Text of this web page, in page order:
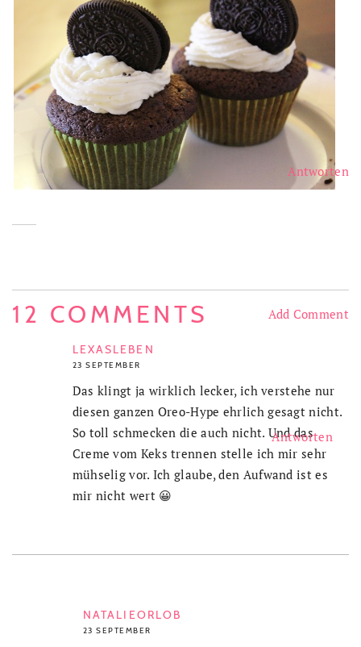
12 COMMENTS Add Comment
LEXASLEBEN
23 SEPTEMBER
Antworten
Das klingt ja wirklich lecker, ich verstehe nur
diesen ganzen Oreo-Hype ehrlich gesagt nicht.
So toll schmecken die auch nicht. Und das
Creme vom Keks trennen stelle ich mir sehr
mühselig vor. Ich glaube, den Aufwand ist es
mir nicht wert 😀
NATALIEORLOB
23 SEPTEMBER
Antworten